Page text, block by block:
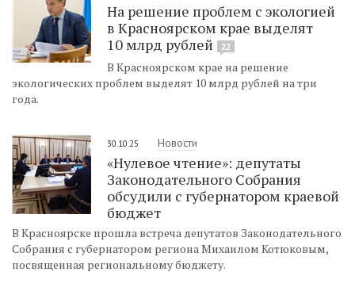
На решение проблем с экологией
в Красноярском крае выделят
10 млрд рублей
22
В Красноярском крае на решение
экологических проблем выделят 10 млрд рублей на три
года.
30.10.25 Новости
«Нулевое чтение»: депутаты
Законодательного Собрания
обсудили с губернатором краевой
бюджет
В Красноярске прошла встреча депутатов Законодательного
Собрания с губернатором региона Михаилом Котюковым,
посвященная региональному бюджету.